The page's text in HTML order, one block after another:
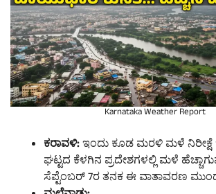
Karnataka Weather Report
ಕರಾವಳಿ:ಇಂದು ಕೂಡ ಮರಳಿ ಮಳೆ ನಿರೀಕ್ಷೆ
ಘಟ್ಟದ ಕೆಳಗಿನ ಪ್ರದೇಶಗಳಲ್ಲಿ ಮಳೆ
ಸೆಪ್ಟೆಂಬರ್ 7ರ ತನಕ ಈ ವಾತಾವರಣ